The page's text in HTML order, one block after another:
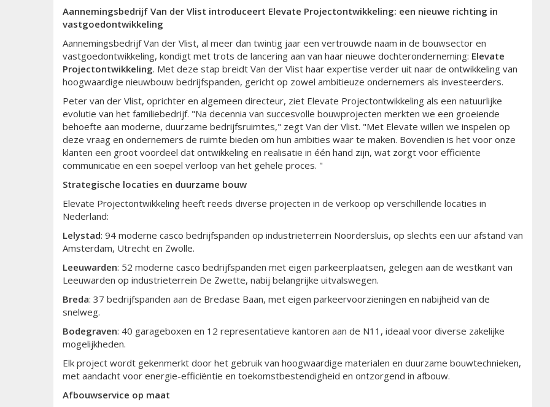
Aannemingsbedrijf Van der Vlist introduceert Elevate Projectontwikkeling: een nieuwe richting in
vastgoedontwikkeling
Aannemingsbedrijf Van der Vlist, al meer dan twintig jaar een vertrouwde naam in de bouwsector en
vastgoedontwikkeling, kondigt met trots de lancering aan van haar nieuwe dochteronderneming: Elevate
Projectontwikkeling. Met deze stap breidt Van der Vlist haar expertise verder uit naar de ontwikkeling van
hoogwaardige nieuwbouw bedrijfspanden, gericht op zowel ambitieuze ondernemers als investeerders.
Peter van der Vlist, oprichter en algemeen directeur, ziet Elevate Projectontwikkeling als een natuurlijke
evolutie van het familiebedrijf. "Na decennia van succesvolle bouwprojecten merkten we een groeiende
behoefte aan moderne, duurzame bedrijfsruimtes," zegt Van der Vlist. "Met Elevate willen we inspelen op
deze vraag en ondernemers de ruimte bieden om hun ambities waar te maken. Bovendien is het voor onze
klanten een groot voordeel dat ontwikkeling en realisatie in één hand zijn, wat zorgt voor efficiënte
communicatie en een soepel verloop van het gehele proces. "
Strategische locaties en duurzame bouw
Elevate Projectontwikkeling heeft reeds diverse projecten in de verkoop op verschillende locaties in
Nederland:
Lelystad: 94 moderne casco bedrijfspanden op industrieterrein Noordersluis, op slechts een uur afstand van
Amsterdam, Utrecht en Zwolle.
Leeuwarden: 52 moderne casco bedrijfspanden met eigen parkeerplaatsen, gelegen aan de westkant van
Leeuwarden op industrieterrein De Zwette, nabij belangrijke uitvalswegen.
Breda: 37 bedrijfspanden aan de Bredase Baan, met eigen parkeervoorzieningen en nabijheid van de
snelweg.
Bodegraven: 40 garageboxen en 12 representatieve kantoren aan de N11, ideaal voor diverse zakelijke
mogelijkheden.
Elk project wordt gekenmerkt door het gebruik van hoogwaardige materialen en duurzame bouwtechnieken,
met aandacht voor energie-efficiëntie en toekomstbestendigheid en ontzorgend in afbouw.
Afbouwservice op maat